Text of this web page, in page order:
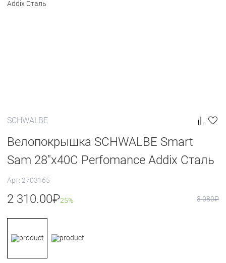
SCHWALBE
Велопокрышка SCHWALBE Smart
Sam 28"x40C Perfomance Addix Сталь
Арт: 2703165
2 310.00₽25% 3 080₽